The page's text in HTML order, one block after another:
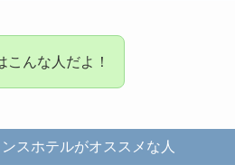
んな人だよ！
スホテルがオススメな人